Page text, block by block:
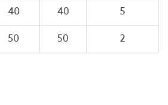
40 40
5
50 50 2